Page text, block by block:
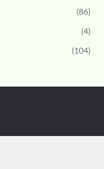
(86)
(4)
(104)